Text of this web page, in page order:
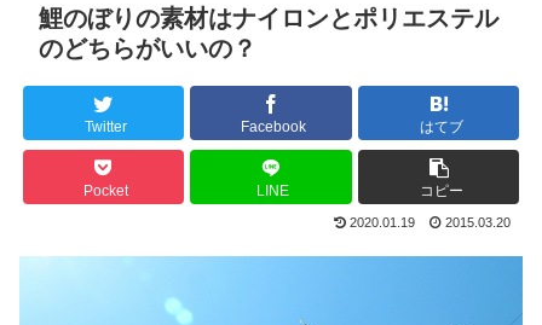
鯉のぼりの素材はナイロンとポリエステル
のどちらがいいの？
Twitter Facebook はてブ
Pocket LINE コピー
2020.01.19 2015.03.20